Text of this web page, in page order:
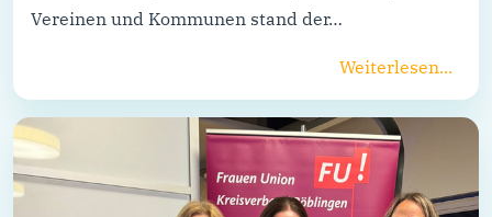
Vereinen und Kommunen stand der…
Weiterlesen...